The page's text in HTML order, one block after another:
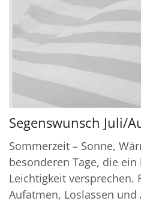
Segenswunsch Juli/
Sommerzeit – Sonne,
besonderen Tage, die
Leichtigkeit versprechen.
Aufatmen, Loslassen und